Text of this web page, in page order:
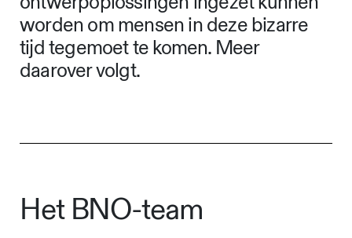
worden om mensen in deze bizarre
tijd tegemoet te komen. Meer
daarover volgt.
Het BNO-team